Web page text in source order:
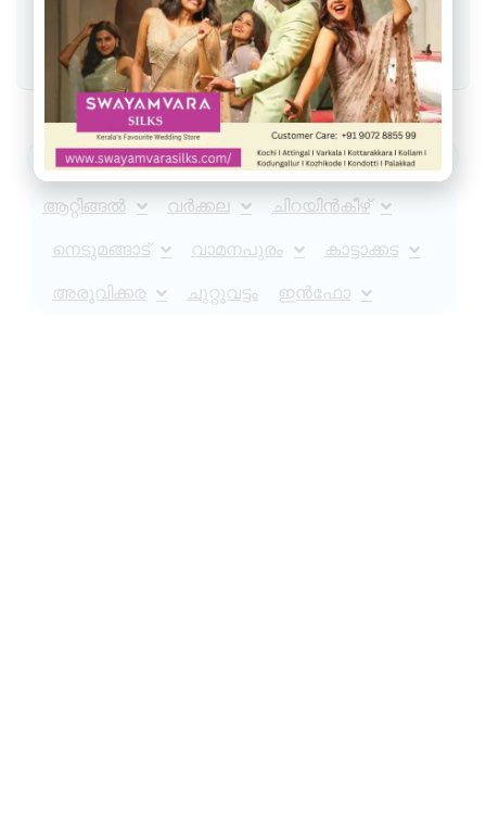
Join WhatsApp Community
ആറ്റിങ്ങൽ വർക്കല ചിറയിൻകീഴ്
നെടുമങ്ങാട് വാമനപുരം കാട്ടാക്കട
അരുവിക്കര ചുറ്റുവട്ടം ഇൻഫോ